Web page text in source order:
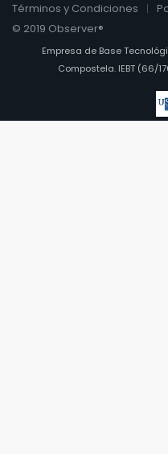
Términos y Condiciones
© 2019 Observer®
Empresa de Base
Compostela. IEBT (66/